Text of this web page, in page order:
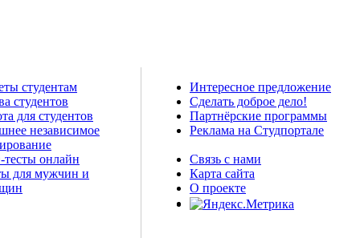
студентам
студентов
для студентов
независимое
онлайн
для мужчин и
Интересное предложение
Сделать доброе дело!
Партнёрские программы
Реклама на Студпортале
Связь с нами
Карта сайта
О проекте